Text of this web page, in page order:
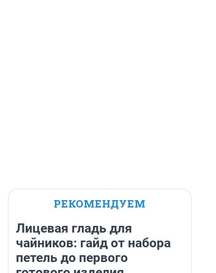
РЕКОМЕНДУЕМ
Лицевая гладь для
чайников: гайд от набора
петель до первого